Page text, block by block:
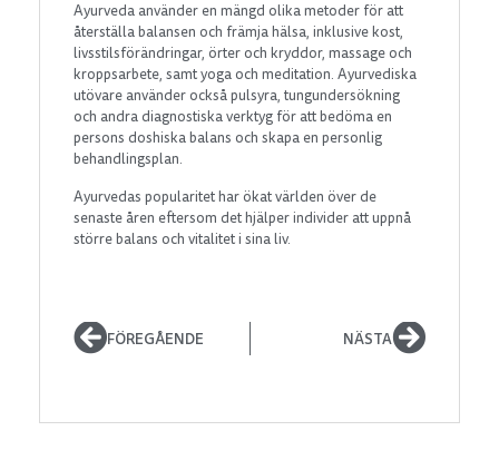
Ayurveda använder en mängd olika metoder för att
återställa balansen och främja hälsa, inklusive kost,
livsstilsförändringar, örter och kryddor, massage och
kroppsarbete, samt yoga och meditation. Ayurvediska
utövare använder också pulsyra, tungundersökning
och andra diagnostiska verktyg för att bedöma en
persons doshiska balans och skapa en personlig
behandlingsplan.
Ayurvedas popularitet har ökat världen över de
senaste åren eftersom det hjälper individer att uppnå
större balans och vitalitet i sina liv.
FÖREGÅENDE NÄSTA